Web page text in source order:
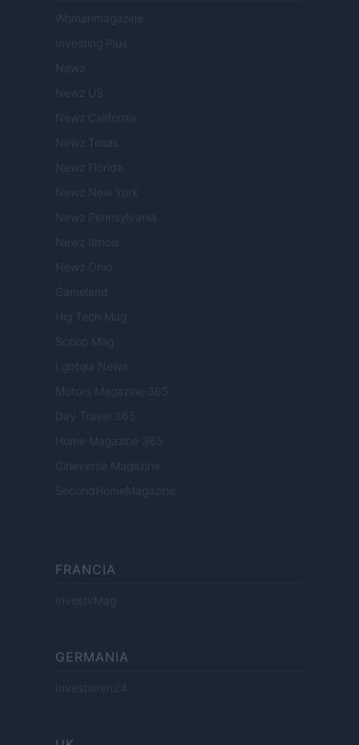
Womanmagazine
Investing Plus
Newz
Newz US
Newz California
Newz Texas
Newz Florida
Newz New York
Newz Pennsylvania
Newz Illinois
Newz Ohio
Gameland
Hig Tech Mag
Scoop Mag
Lgbtqia News
Motors Magazine 365
Day Travel 365
Home Magazine 365
Cineverse Magazine
SecondHomeMagazine
FRANCIA
InvestirMag
GERMANIA
Investieren24